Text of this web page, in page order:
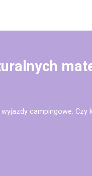
wyjazdy campingowe.